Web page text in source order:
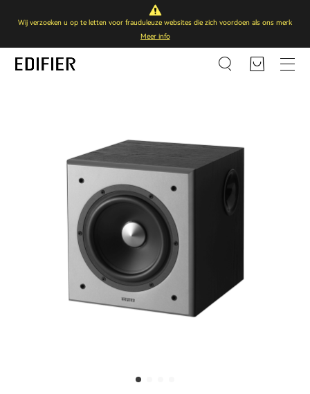
Wij verzoeken u op te letten voor frauduleuze websites die zich voordoen als ons merk
Meer info